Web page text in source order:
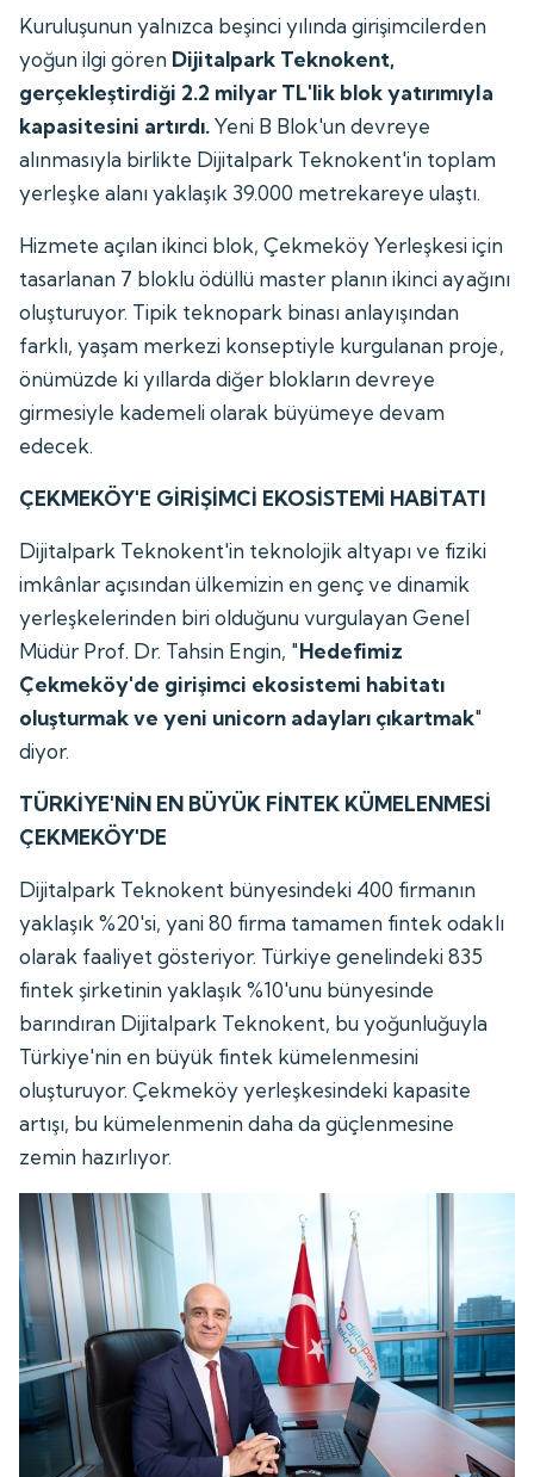
Kuruluşunun yalnızca beşinci yılında girişimcilerden
yoğun ilgi gören Dijitalpark Teknokent,
gerçekleştirdiği 2.2 milyar TL'lik blok yatırımıyla
kapasitesini artırdı.Yeni B Blok'un devreye
alınmasıyla birlikte Dijitalpark Teknokent'in toplam
yerleşke alanı yaklaşık 39.000 metrekareye ulaştı.
Hizmete açılan ikinci blok, Çekmeköy Yerleşkesi için
tasarlanan 7 bloklu ödüllü master planın ikinci ayağını
oluşturuyor. Tipik teknopark binası anlayışından
farklı, yaşam merkezi konseptiyle kurgulanan proje,
önümüzde ki yıllarda diğer blokların devreye
girmesiyle kademeli olarak büyümeye devam
edecek.
ÇEKMEKÖY'E GİRİŞİMCİ EKOSİSTEMİ HABİTATI
Dijitalpark Teknokent'in teknolojik altyapı ve fiziki
imkânlar açısından ülkemizin en genç ve dinamik
yerleşkelerinden biri olduğunu vurgulayan Genel
Müdür Prof. Dr. Tahsin Engin, "Hedefimiz
Çekmeköy'de girişimci ekosistemi habitatı
oluşturmak ve yeni unicorn adayları çıkartmak"
diyor.
TÜRKİYE'NİN EN BÜYÜK FİNTEK KÜMELENMESİ
ÇEKMEKÖY'DE
Dijitalpark Teknokent bünyesindeki 400 firmanın
yaklaşık %20'si, yani 80 firma tamamen fintek odaklı
olarak faaliyet gösteriyor. Türkiye genelindeki 835
fintek şirketinin yaklaşık %10'unu bünyesinde
barındıran Dijitalpark Teknokent, bu yoğunluğuyla
Türkiye'nin en büyük fintek kümelenmesini
oluşturuyor. Çekmeköy yerleşkesindeki kapasite
artışı, bu kümelenmenin daha da güçlenmesine
zemin hazırlıyor.